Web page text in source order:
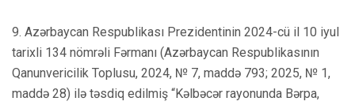
9. Azərbaycan Respublikası Prezidentinin 2024-cü il 10 iyul
tarixli 134 nömrəli Fərmanı (Azərbaycan Respublikasının
Qanunvericilik Toplusu, 2024, № 7, maddə 793; 2025, № 1,
maddə 28) ilə təsdiq edilmiş “Kəlbəcər rayonunda Bərpa,